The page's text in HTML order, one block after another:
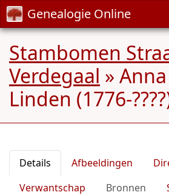
Genealogie Online
Stambomen
Verdegaal »
Linden (1776-
Details Afbeeldingen
Verwantschap
Bronnen